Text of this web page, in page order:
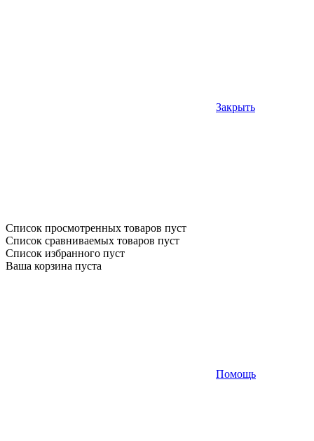
Закрыть
Список просмотренных товаров пуст
Список сравниваемых товаров пуст
Список избранного пуст
Ваша корзина пуста
Помощь